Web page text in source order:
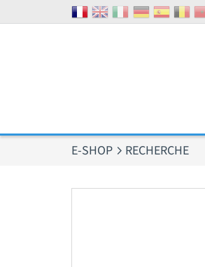
E-SHOP RECHERCHE
Panneau de gestion des cookies